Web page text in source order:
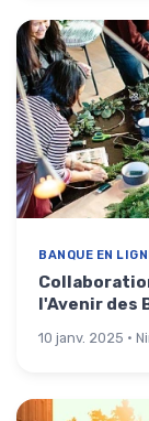
BANQUE EN
l'Avenir des
10 janv. 2025 ·